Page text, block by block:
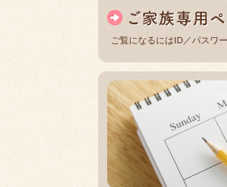
ご覧になるにはID／パスワ